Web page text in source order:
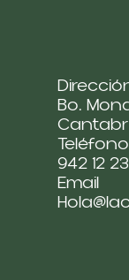
Bo.
Teléfono
942 12
Email